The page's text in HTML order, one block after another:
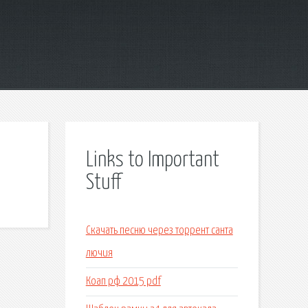
Links to Important
Stuff
Скачать песню через торрент санта
лючия
Коап рф 2015 pdf